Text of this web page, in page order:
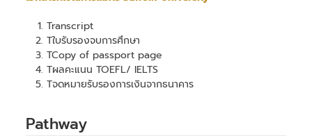
Transcript
Tใบรับรองจบการศึกษา
TCopy of passport page
Tผลคะแนน TOEFL/ IELTS
Tจดหมายรับรองการเงินจากธนาคาร
Pathway